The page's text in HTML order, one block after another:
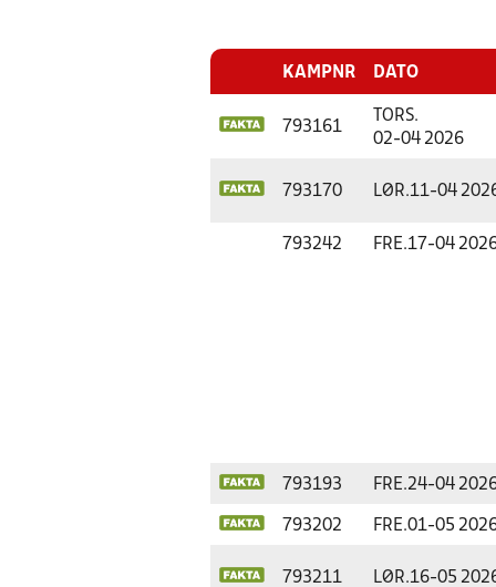
KAMPNR DATO
793161
TORS.
02-04 2026
793170 LØR.11-04
793242 FRE.17-04
793193 FRE.24-04
793202 FRE.01-05
793211 LØR.16-05